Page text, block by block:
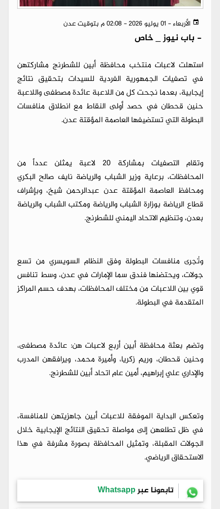
الأربعاء - 01 يوليو 2026 - 02:08 م بتوقيت عدن
- باب نيوز _ خاص
استهلت لاعبات منتخب محافظة أبين للشطرنج مشاركتهن
في تصفيات الجمهورية الفردية للسيدات بتحقيق نتائج
إيجابية، بعدما نجحت كل من اللاعبة عائدة مصطفى واللاعبة
حنين قحطان في حصد أولى النقاط مع انطلاق منافسات
البطولة التي تستضيفها العاصمة المؤقتة عدن.
وتقام التصفيات بمشاركة 20 لاعبة يمثلن عدداً من
المحافظات، برعاية وزير الشباب والرياضة نايف صالح البكري
ومحافظ العاصمة المؤقتة عدن عبدالرحمن شيخ، وبإشراف
قطاع الرياضة بوزارة الشباب والرياضة ومكتب الشباب والرياضة
بعدن، وتنظيم الاتحاد اليمني للشطرنج.
وتُجرى منافسات البطولة وفق النظام السويسري من تسع
جولات، ويحتضنها فندق سما الإمارات في عدن، وسط تنافس
قوي بين اللاعبات من مختلف المحافظات، بهدف حسم المراكز
المتقدمة في البطولة.
وتضم بعثة محافظة أبين أربع لاعبات هن: عائدة مصطفى،
وحنين قحطان، وريم زكريا، وأميرة محمد، ويرافقهن المدرب
والإداري علي إبراهيم، أمين عام اتحاد أبين للشطرنج.
وتعكس البداية الموفقة للاعبات أبين جاهزيتهن للمنافسة،
في ظل تطلعهن إلى مواصلة تحقيق النتائج الإيجابية خلال
الجولات المقبلة، وتمثيل المحافظة بصورة مشرفة في هذا
الاستحقاق الرياضي.
تابعونا عبرWhatsapp